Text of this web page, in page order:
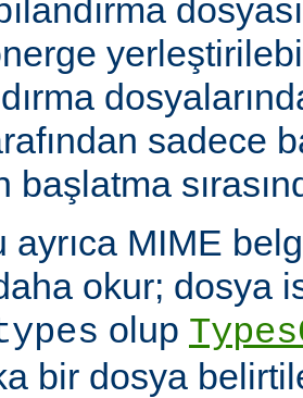
sadece
ayrıca MIME
okur; dosya
olup
bir dosya